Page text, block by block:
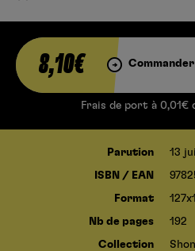
8,10€
Frais de port à 0,01€
Parution 13
ISBN / EAN
Format
Nb de pages 192
Collection